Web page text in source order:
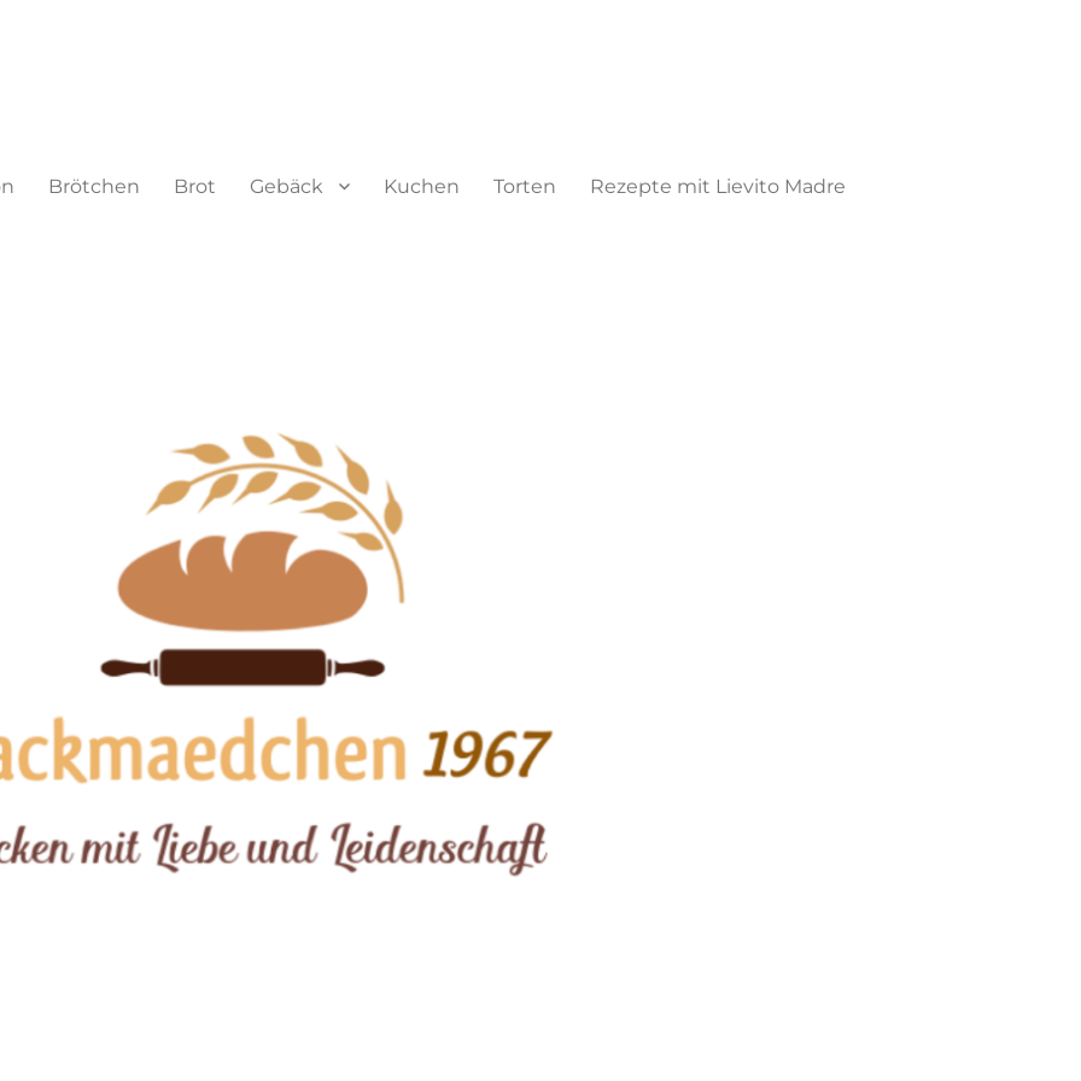
Brötchen Brot Gebäck Kuchen Torten Rezepte mit Lievito Madre